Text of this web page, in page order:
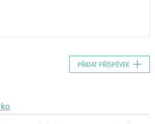
PŘIDAT PŘÍSPĚVEK